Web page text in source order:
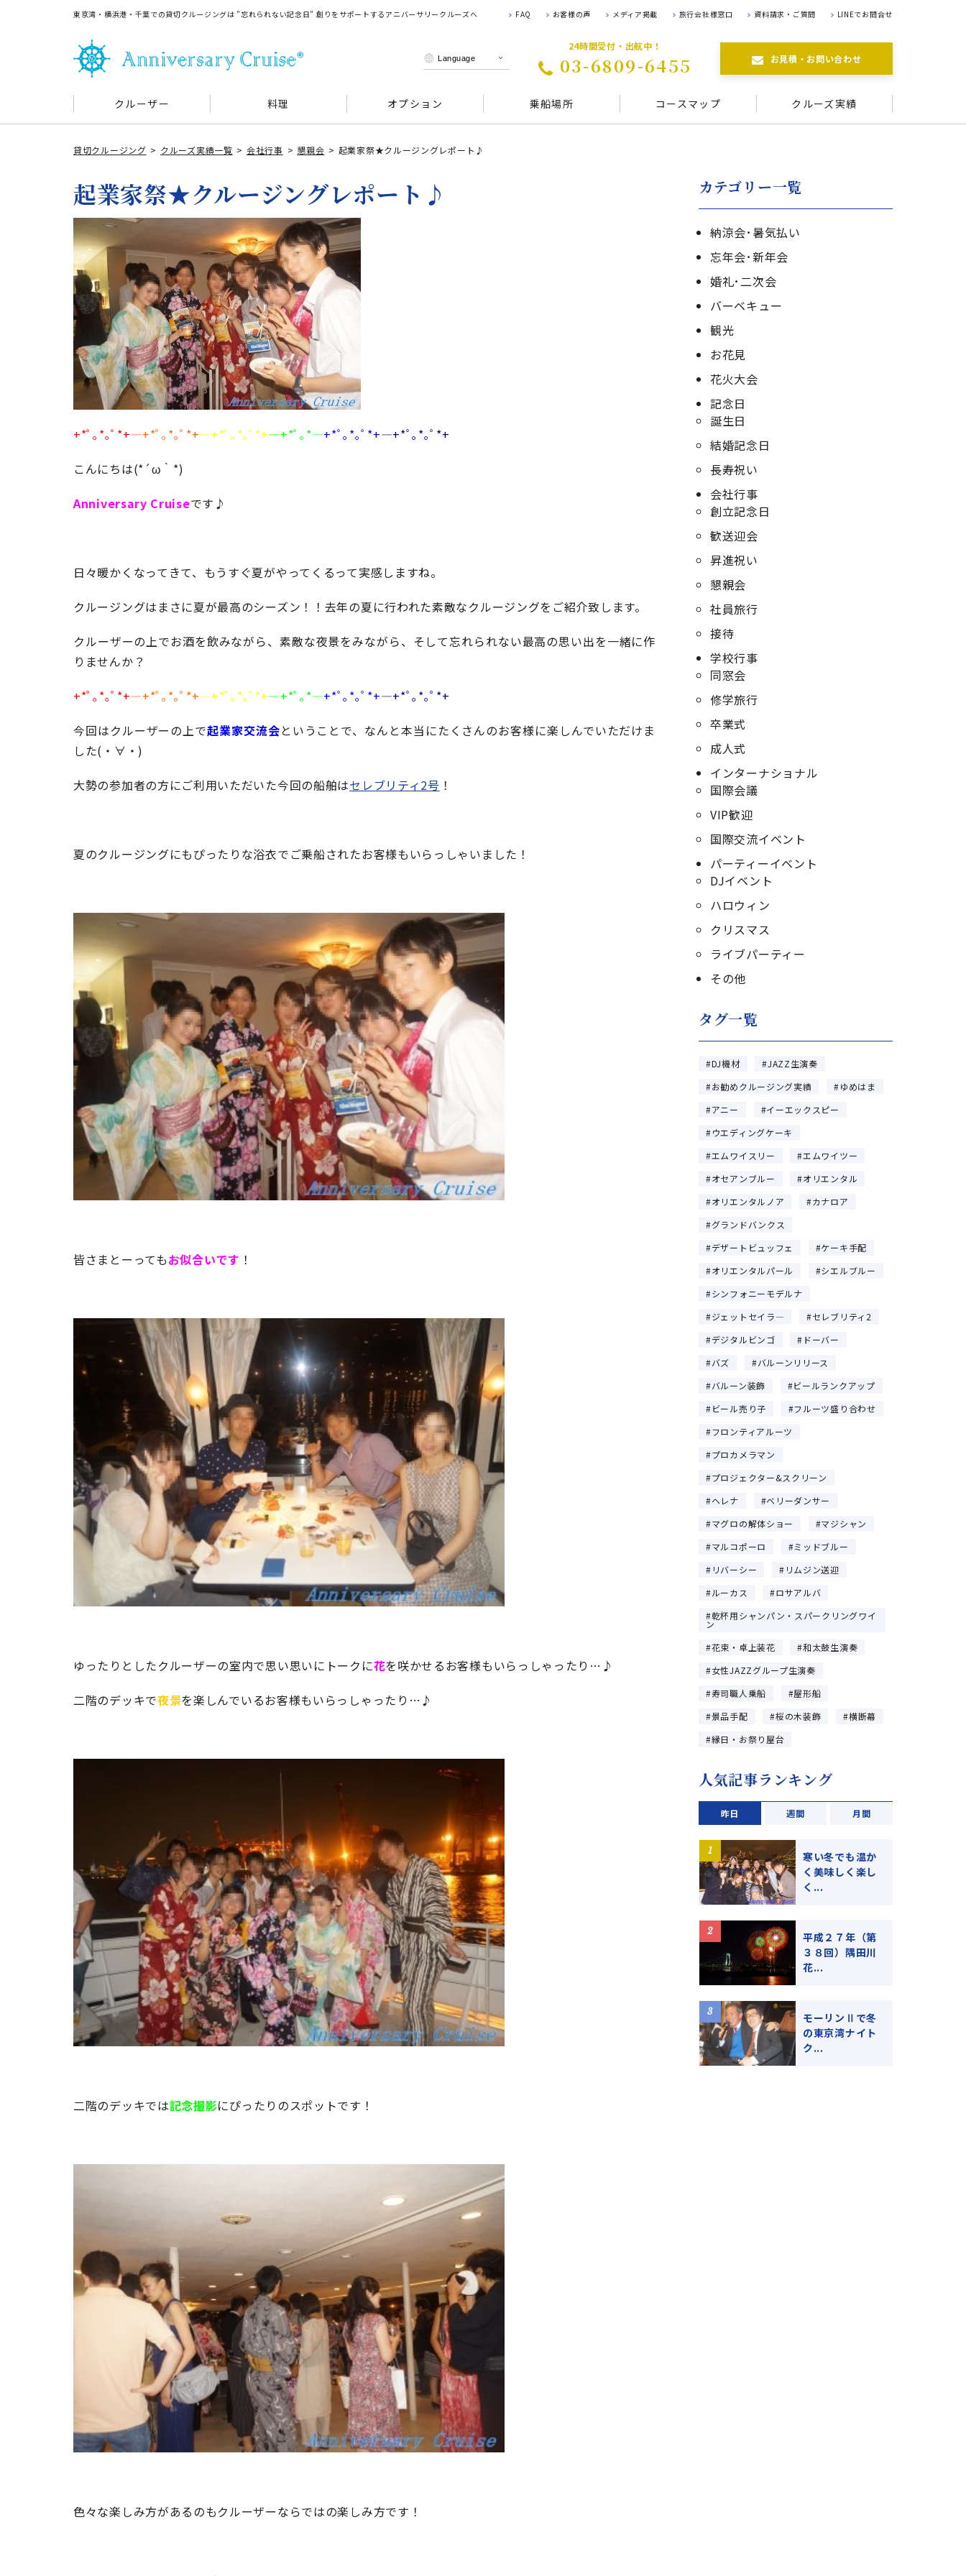
東京湾・横浜港・千葉での貸切クルージングは ”忘れられない記念日” 創りをサポートするアニバーサリークルーズへ FAQ お客様の声 メディア掲載 旅行会社様窓口 資料請求・ご質問 LINEでお問合せ
24時間受付・出航中！
03-6809-6455 お見積・お問い合わせ
クルーザー 料理 オプション 乗船場所 コースマップ クルーズ実績
貸切クルージング クルーズ実績一覧 会社行事 懇親会 起業家祭★クルージングレポート♪
起業家祭★クルージングレポート♪
+*ﾟ｡*｡ﾟ*+―+*ﾟ｡*｡ﾟ*+―+*ﾟ｡*｡ﾟ*+―+*ﾟ｡*―+*ﾟ｡*｡ﾟ*+―+*ﾟ｡*｡ﾟ*+
こんにちは(*´ω｀*)
Anniversary Cruiseです♪
日々暖かくなってきて、もうすぐ夏がやってくるって実感しますね。
クルージングはまさに夏が最高のシーズン！！去年の夏に行われた素敵なクルージングをご紹介致します。
クルーザーの上でお酒を飲みながら、素敵な夜景をみながら、そして忘れられない最高の思い出を一緒に作
りませんか？
+*ﾟ｡*｡ﾟ*+―+*ﾟ｡*｡ﾟ*+―+*ﾟ｡*｡ﾟ*+―+*ﾟ｡*―+*ﾟ｡*｡ﾟ*+―+*ﾟ｡*｡ﾟ*+
今回はクルーザーの上で起業家交流会ということで、なんと本当にたくさんのお客様に楽しんでいただけま
した(・∀・)
大勢の参加者の方にご利用いただいた今回の船舶はセレブリティ2号 ！
夏のクルージングにもぴったりな浴衣でご乗船されたお客様もいらっしゃいました！
皆さまとーってもお似合いです ！
ゆったりとしたクルーザーの室内で思い思いにトークに花を咲かせるお客様もいらっしゃったり…♪
二階のデッキで夜景を楽しんでいるお客様もいらっしゃったり…♪
二階のデッキでは記念撮影にぴったりのスポットです！
色々な楽しみ方があるのもクルーザーならではの楽しみ方です！
カテゴリー一覧
納涼会･暑気払い
忘年会･新年会
婚礼･二次会
バーベキュー
観光
お花見
花火大会
記念日
誕生日
結婚記念日
長寿祝い
会社行事
創立記念日
歓送迎会
昇進祝い
懇親会
社員旅行
接待
学校行事
同窓会
修学旅行
卒業式
成人式
インターナショナル
国際会議
VIP歓迎
国際交流イベント
パーティーイベント
DJイベント
ハロウィン
クリスマス
ライブパーティー
その他
タグ一覧
DJ機材
JAZZ生演奏
お勧めクルージング実績
ゆめはま
アニー
イーエックスピー
ウエディングケーキ
エムワイスリー
エムワイツー
オセアンブルー
オリエンタル
オリエンタルノア
カナロア
グランドバンクス
デザートビュッフェ
ケーキ手配
オリエンタルパール
シエルブルー
シンフォニーモデルナ
ジェットセイラ―
セレブリティ2
デジタルビンゴ
ドーバー
バズ
バルーンリリース
バルーン装飾
ビールランクアップ
ビール売り子
フルーツ盛り合わせ
フロンティアルーツ
プロカメラマン
プロジェクター&スクリーン
ヘレナ
ベリーダンサー
マグロの解体ショー
マジシャン
マルコポーロ
ミッドブルー
リバーシー
リムジン送迎
ルーカス
ロサアルバ
乾杯用シャンパン・スパークリングワイ
ン
花束・卓上装花
和太鼓生演奏
女性JAZZグループ生演奏
寿司職人乗船
屋形船
景品手配
桜の木装飾
横断幕
縁日・お祭り屋台
人気記事ランキング
昨日 週間 月間
寒い冬でも温か
く美味しく楽し
く...
平成２７年（第
３８回）隅田川
花...
モーリンⅡで冬
の東京湾ナイト
ク...